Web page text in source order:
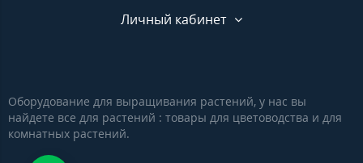
Личный кабинет
Оборудование для выращивания растений, у нас вы
найдете все для растений : товары для цветоводства и для
комнатных растений.